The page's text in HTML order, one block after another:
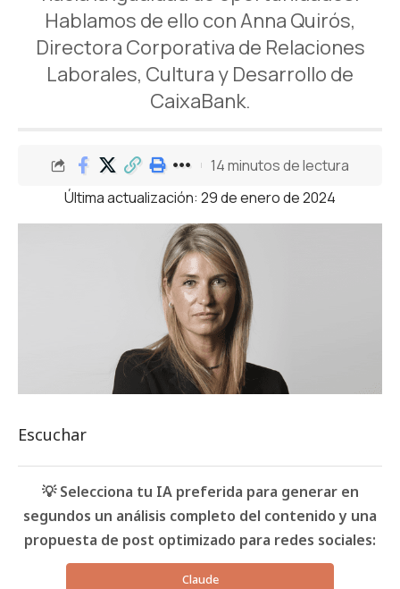
Hablamos de ello con Anna Quirós,
Directora Corporativa de Relaciones
Laborales, Cultura y Desarrollo de
CaixaBank.
Última actualización: 29 de enero de 2024
14 minutos de lectura
Escuchar
💡 Selecciona tu IA preferida para generar en
segundos un análisis completo del contenido y una
propuesta de post optimizado para redes sociales:
Claude